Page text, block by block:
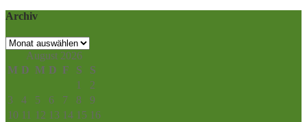
Archiv
Archiv
August 2026
M D M D F S
S
1
2
3
4 5 6 7 8
9
10 11 12 13 14 15 16